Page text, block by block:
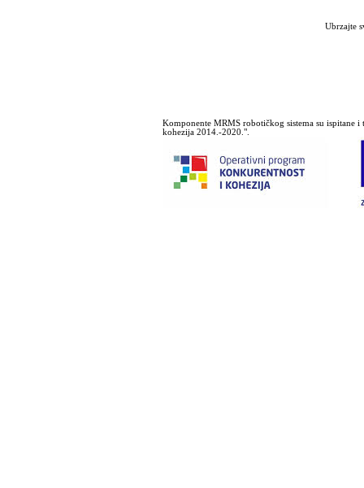
Ubrzajte
Komponente MRMS robotičkog sistema su
kohezija 2014.-2020.".